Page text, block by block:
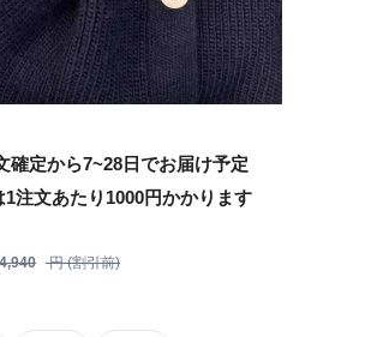
確定から7~28日でお届け予定
1注文あたり 1000円かかります
4,940 円 (割引前)